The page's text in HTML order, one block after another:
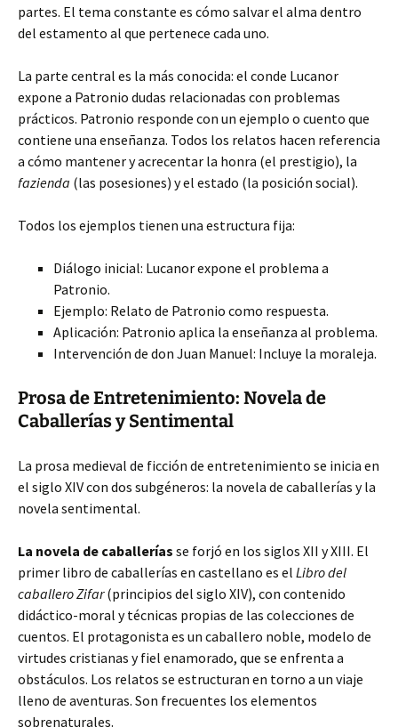
partes. El tema constante es cómo salvar el alma dentro
del estamento al que pertenece cada uno.
La parte central es la más conocida: el conde Lucanor
expone a Patronio dudas relacionadas con problemas
prácticos. Patronio responde con un ejemplo o cuento que
contiene una enseñanza. Todos los relatos hacen referencia
a cómo mantener y acrecentar la honra (el prestigio), la
fazienda (las posesiones) y el estado (la posición social).
Todos los ejemplos tienen una estructura fija:
Diálogo inicial: Lucanor expone el problema a
Patronio.
Ejemplo: Relato de Patronio como respuesta.
Aplicación: Patronio aplica la enseñanza al problema.
Intervención de don Juan Manuel: Incluye la moraleja.
Prosa de Entretenimiento: Novela de
Caballerías y Sentimental
La prosa medieval de ficción de entretenimiento se inicia en
el siglo XIV con dos subgéneros: la novela de caballerías y la
novela sentimental.
La novela de caballerías se forjó en los siglos XII y XIII. El
primer libro de caballerías en castellano es el Libro del
caballero Zifar(principios del siglo XIV), con contenido
didáctico-moral y técnicas propias de las colecciones de
cuentos. El protagonista es un caballero noble, modelo de
virtudes cristianas y fiel enamorado, que se enfrenta a
obstáculos. Los relatos se estructuran en torno a un viaje
lleno de aventuras. Son frecuentes los elementos
sobrenaturales.